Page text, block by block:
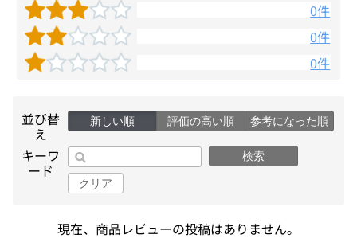
0件
0件
0件
並び替
え
新しい順 評価の高い順 参考になった順
キーワ
ード
検索
クリア
現在、商品レビューの投稿はありません。